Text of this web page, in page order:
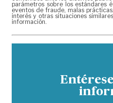
parámetros sobre los estándares
eventos de fraude, malas
interés y otras situaciones
información.